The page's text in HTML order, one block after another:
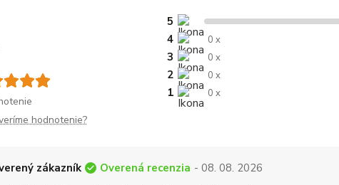
5
4
0 x
3 0 x
2 0 x
1 0 x
hodnotenie?
zákazník Overená recenzia - 08. 08. 2026